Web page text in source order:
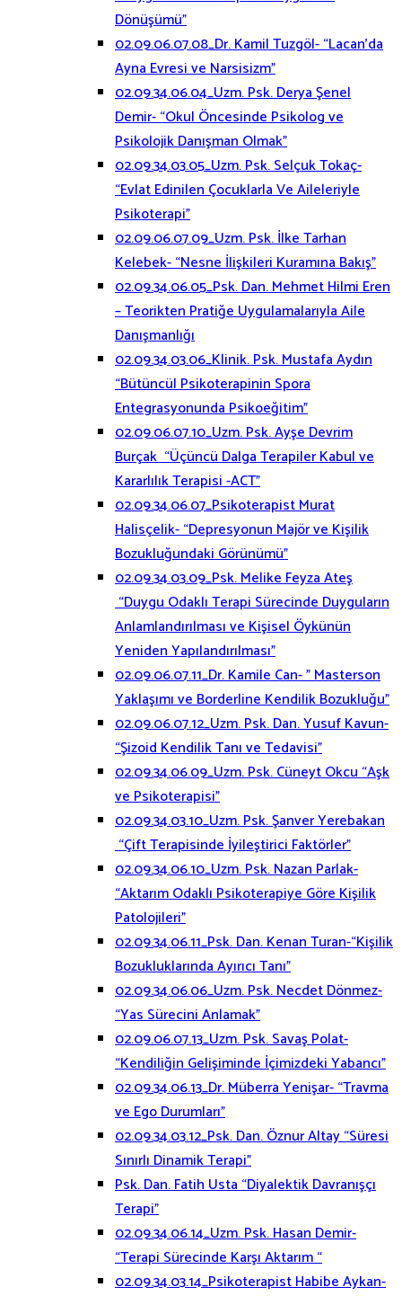
Dönüşümü”
02.09.06.07.08_Dr. Kamil Tuzgöl- “Lacan’da
Ayna Evresi ve Narsisizm”
02.09.34.06.04_Uzm. Psk. Derya Şenel
Demir- “Okul Öncesinde Psikolog ve
Psikolojik Danışman Olmak”
02.09.34.03.05_Uzm. Psk. Selçuk Tokaç-
“Evlat Edinilen Çocuklarla Ve Aileleriyle
Psikoterapi”
02.09.06.07.09_Uzm. Psk. İlke Tarhan
Kelebek- “Nesne İlişkileri Kuramına Bakış”
02.09.34.06.05_Psk. Dan. Mehmet Hilmi Eren
– Teorikten Pratiğe Uygulamalarıyla Aile
Danışmanlığı
02.09.34.03.06_Klinik. Psk. Mustafa Aydın
“Bütüncül Psikoterapinin Spora
Entegrasyonunda Psikoeğitim”
02.09.06.07.10_Uzm. Psk. Ayşe Devrim
Burçak “Üçüncü Dalga Terapiler Kabul ve
Kararlılık Terapisi -ACT”
02.09.34.06.07_Psikoterapist Murat
Halisçelik- “Depresyonun Majör ve Kişilik
Bozukluğundaki Görünümü”
02.09.34.03.09_Psk. Melike Feyza Ateş
“Duygu Odaklı Terapi Sürecinde Duyguların
Anlamlandırılması ve Kişisel Öykünün
Yeniden Yapılandırılması”
02.09.06.07.11_Dr. Kamile Can- ” Masterson
Yaklaşımı ve Borderline Kendilik Bozukluğu”
02.09.06.07.12_Uzm. Psk. Dan. Yusuf Kavun-
“Şizoid Kendilik Tanı ve Tedavisi”
02.09.34.06.09_Uzm. Psk. Cüneyt Okcu “Aşk
ve Psikoterapisi”
02.09.34.03.10_Uzm. Psk. Şanver Yerebakan
“Çift Terapisinde İyileştirici Faktörler”
02.09.34.06.10_Uzm. Psk. Nazan Parlak-
“Aktarım Odaklı Psikoterapiye Göre Kişilik
Patolojileri”
02.09.34.06.11_Psk. Dan. Kenan Turan-“Kişilik
Bozukluklarında Ayırıcı Tanı”
02.09.34.06.06_Uzm. Psk. Necdet Dönmez-
“Yas Sürecini Anlamak”
02.09.06.07.13_Uzm. Psk. Savaş Polat-
“Kendiliğin Gelişiminde İçimizdeki Yabancı”
02.09.34.06.13_Dr. Müberra Yenişar- “Travma
ve Ego Durumları”
02.09.34.03.12_Psk. Dan. Öznur Altay “Süresi
Sınırlı Dinamik Terapi”
Psk. Dan. Fatih Usta “Diyalektik Davranışçı
Terapi”
02.09.34.06.14_Uzm. Psk. Hasan Demir-
“Terapi Sürecinde Karşı Aktarım “
02.09.34.03.14_Psikoterapist Habibe Aykan-